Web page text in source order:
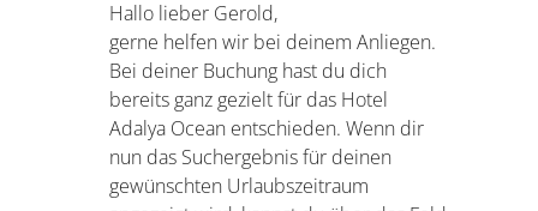
ab in den urlaub Magazin
Redaktion
am 17. Mai 2022 um 9:07
Hallo lieber Gerold,
gerne helfen wir bei deinem